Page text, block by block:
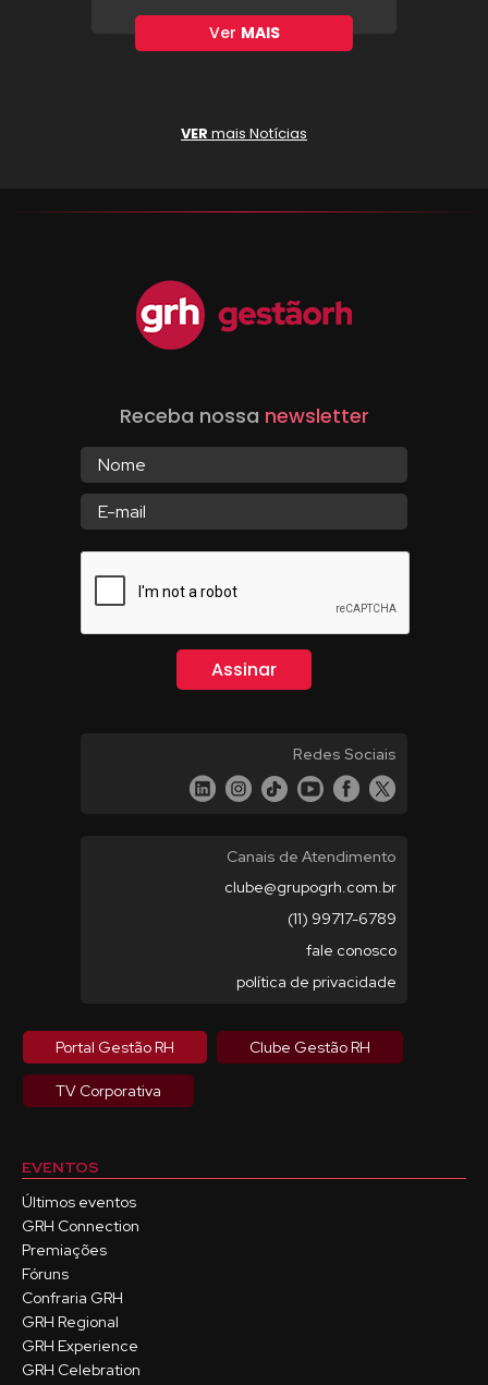
Ver MAIS
VER mais Notícias
Receba nossa newsletter
Redes Sociais
Canais de Atendimento
clube@grupogrh.com.br
(11) 99717-6789
fale conosco
política de privacidade
Portal Gestão RH Clube Gestão RH
TV Corporativa
EVENTOS
Últimos eventos
GRH Connection
Premiações
Fóruns
Confraria GRH
GRH Regional
GRH Experience
GRH Celebration